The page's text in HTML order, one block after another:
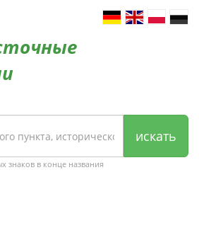
искать
знаков в конце названия